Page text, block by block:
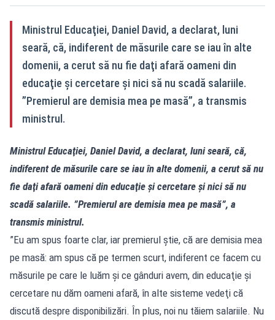
Ministrul Educaţiei, Daniel David, a declarat, luni
seară, că, indiferent de măsurile care se iau în alte
domenii, a cerut să nu fie daţi afară oameni din
educaţie şi cercetare şi nici să nu scadă salariile.
”Premierul are demisia mea pe masă”, a transmis
ministrul.
Ministrul Educaţiei, Daniel David, a declarat, luni seară, că,
indiferent de măsurile care se iau în alte domenii, a cerut să nu
fie daţi afară oameni din educaţie şi cercetare şi nici să nu
scadă salariile. ”Premierul are demisia mea pe masă”, a
transmis ministrul.
”Eu am spus foarte clar, iar premierul ştie, că are demisia mea
pe masă: am spus că pe termen scurt, indiferent ce facem cu
măsurile pe care le luăm şi ce gânduri avem, din educaţie şi
cercetare nu dăm oameni afară, în alte sisteme vedeţi că
discută despre disponibilizări. În plus, noi nu tăiem salariile. Nu